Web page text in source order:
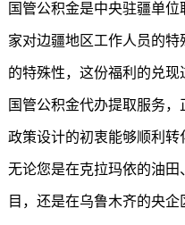
国管公积金是中央驻疆单
家对边疆地区工作人员的
的特殊性，这份福利的兑
国管公积金代办提取服务，
政策设计的初衷能够顺利转
无论您是在克拉玛依的油
目，还是在乌鲁木齐的央